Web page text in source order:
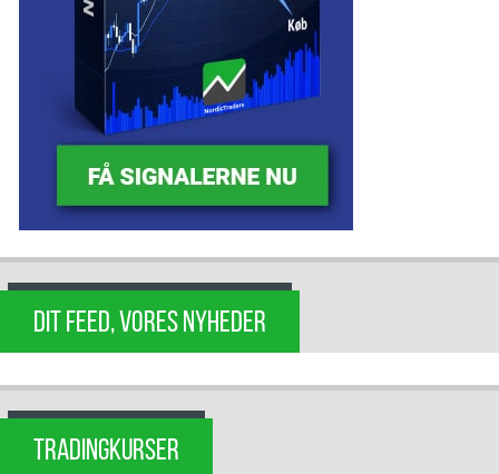
DIT FEED, VORES NYHEDER
TRADINGKURSER